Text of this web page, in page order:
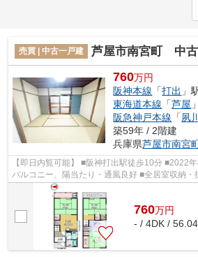
売買 | 中古一戸建 芦屋市南宮町 中
760万円
阪神本線 「打出 」
東海道本線 「芦屋
阪急神戸本線 「夙川
築59年 / 2階建
兵庫県芦屋市南宮
【即日内覧可能】 ■阪神打出駅徒歩10分 ■2022
バルコニー、陽当たり・通風良好 ■全居室収納・
歩2分、精道中学校徒歩6分 ■スーパー徒...
760万円
- / 4DK /